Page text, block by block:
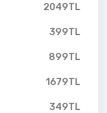
2049TL
399TL
899TL
1679TL
349TL